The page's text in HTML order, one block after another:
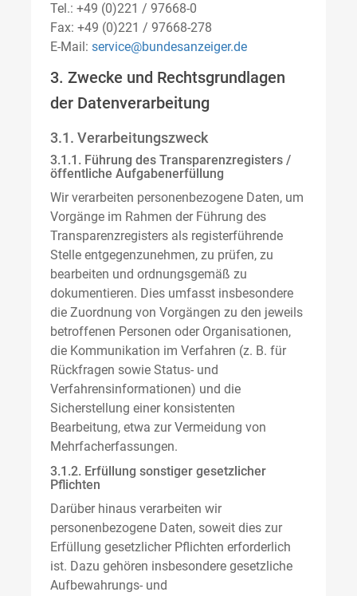
Tel.: +49 (0)221 / 97668-0
Fax: +49 (0)221 / 97668-278
E-Mail: service@bundesanzeiger.de
3. Zwecke und Rechtsgrundlagen
der Datenverarbeitung
3.1. Verarbeitungszweck
3.1.1. Führung des Transparenzregisters /
öffentliche Aufgabenerfüllung
Wir verarbeiten personenbezogene Daten, um
Vorgänge im Rahmen der Führung des
Transparenzregisters als registerführende
Stelle entgegenzunehmen, zu prüfen, zu
bearbeiten und ordnungsgemäß zu
dokumentieren. Dies umfasst insbesondere
die Zuordnung von Vorgängen zu den jeweils
betroffenen Personen oder Organisationen,
die Kommunikation im Verfahren (z. B. für
Rückfragen sowie Status- und
Verfahrensinformationen) und die
Sicherstellung einer konsistenten
Bearbeitung, etwa zur Vermeidung von
Mehrfacherfassungen.
3.1.2. Erfüllung sonstiger gesetzlicher
Pflichten
Darüber hinaus verarbeiten wir
personenbezogene Daten, soweit dies zur
Erfüllung gesetzlicher Pflichten erforderlich
ist. Dazu gehören insbesondere gesetzliche
Aufbewahrungs- und